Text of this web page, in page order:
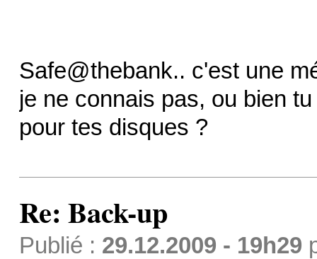
Safe@thebank.. c'est une
je ne connais pas, ou bien
pour tes disques ?
Re: Back-up
Publié : 29.12.2009 - 19h29